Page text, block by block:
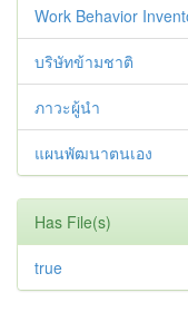
Work Behavior
บริษัทข้ามชาติ
ภาวะผู้นำ
แผนพัฒนาตนเอง
Has File(s)
true